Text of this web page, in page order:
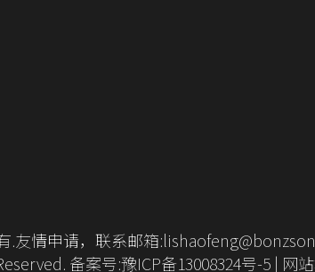
.友情申请，联系邮箱
备案号:豫ICP备13008324号-5 | 网